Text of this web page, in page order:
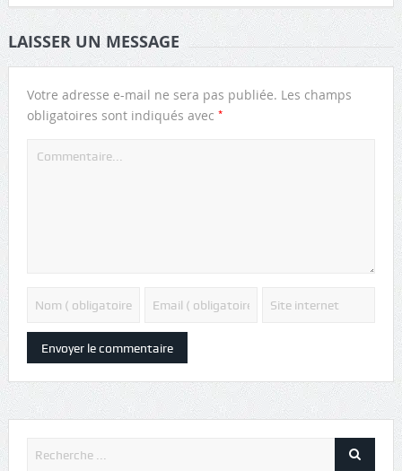
LAISSER UN MESSAGE
Votre adresse e-mail ne sera pas publiée. Les champs
obligatoires sont indiqués avec *